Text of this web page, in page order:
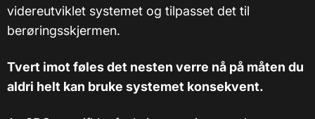
videreutviklet systemet og tilpasset det til
berøringsskjermen.
Tvert imot føles det nesten verre nå på måten du
aldri helt kan bruke systemet konsekvent.